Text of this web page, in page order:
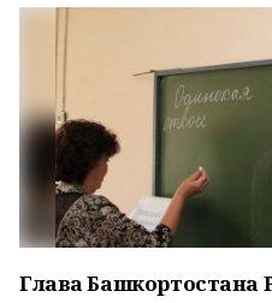
Глава Башкортостана